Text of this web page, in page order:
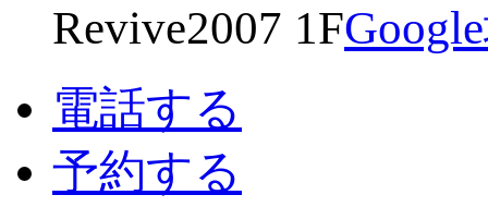
Revive2007 1F
電話する
予約する